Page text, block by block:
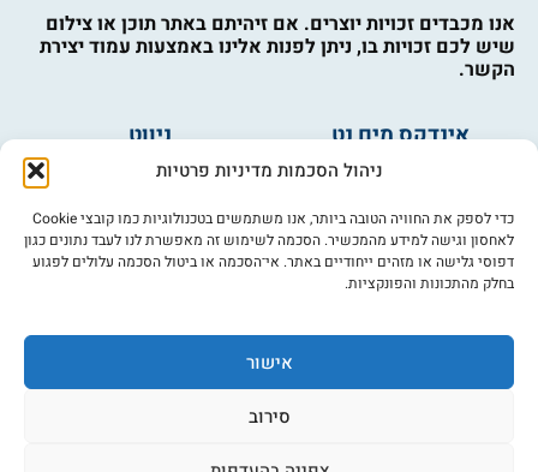
ניהול הסכמות מדיניות פרטיות
כדי לספק את החוויה הטובה ביותר, אנו משתמשים בטכנולוגיות כמו קובצי Cookie
לאחסון וגישה למידע מהמכשיר. הסכמה לשימוש זה מאפשרת לנו לעבד נתונים כגון
דפוסי גלישה או מזהים ייחודיים באתר. אי־הסכמה או ביטול הסכמה עלולים לפגוע
בחלק מהתכונות והפונקציות.
אישור
סירוב
אנו מכבדים זכויות יוצרים. אם זיהיתם באתר תוכן או צילום
שיש לכם זכויות בו, ניתן לפנות אלינו באמצעות עמוד יצירת
הקשר.
אינדקס מים נט
מים ובריאות
פורום מים
ניווט
אינדקס עסקים
צרו קשר
מי אנחנו
הרשמה לניוזלטר
פרסמו אצלנו
הצהרת נגישות